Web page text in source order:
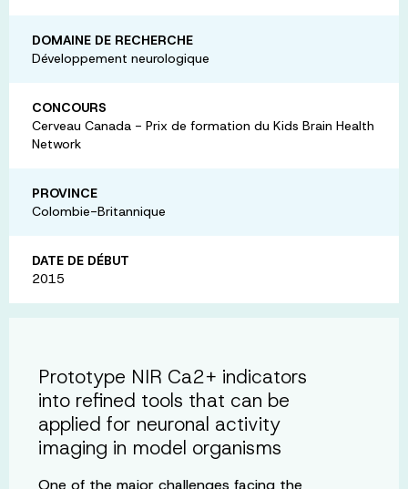
DOMAINE DE RECHERCHE
Développement neurologique
CONCOURS
Cerveau Canada - Prix de formation du Kids Brain Health
Network
PROVINCE
Colombie-Britannique
DATE DE DÉBUT
2015
Prototype NIR Ca2+ indicators
into refined tools that can be
applied for neuronal activity
imaging in model organisms
One of the major challenges facing the